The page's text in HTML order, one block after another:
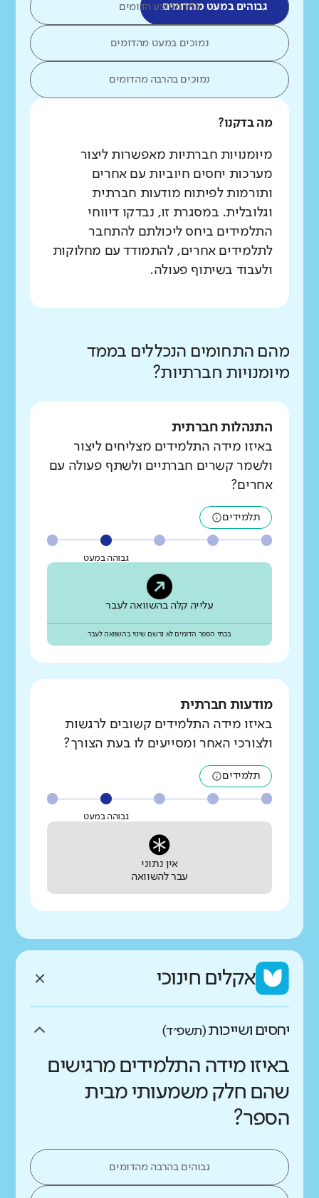
גבוהים במעט מהדומיםכמו ממוצע הדומים
נמוכים במעט מהדומים
נמוכים בהרבה מהדומים
מה בדקנו?
מיומנויות חברתיות מאפשרות ליצור
מערכות יחסים חיוביות עם אחרים
ותורמות לפיתוח מודעות חברתית
וגלובלית. במסגרת זו, נבדקו דיווחי
התלמידים ביחס ליכולתם להתחבר
לתלמידים אחרים, להתמודד עם מחלוקות
ולעבוד בשיתוף פעולה.
מהם התחומים הנכללים בממד
מיומנויות חברתיות?
התנהלות חברתית
באיזו מידה התלמידים מצליחים ליצור
ולשמר קשרים חברתיים ולשתף פעולה עם
אחרים?
תלמידים
גבוהה במעט
עלייה קלה בהשוואה לעבר
בבתי הספר הדומים לא נרשם שינוי בהשוואה לעבר
מודעות חברתית
באיזו מידה התלמידים קשובים לרגשות
ולצורכי האחר ומסייעים לו בעת הצורך?
תלמידים
גבוהה במעט
אין נתוני
עבר להשוואה
אקלים חינוכי
יחסים ושייכות(תשפ״ד)
באיזו מידה התלמידים מרגישים
שהם חלק משמעותי מבית
הספר?
גבוהים בהרבה מהדומים